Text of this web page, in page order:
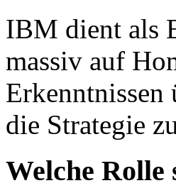
IBM dient als
massiv auf
Erkenntnissen
die Strategie
Welche